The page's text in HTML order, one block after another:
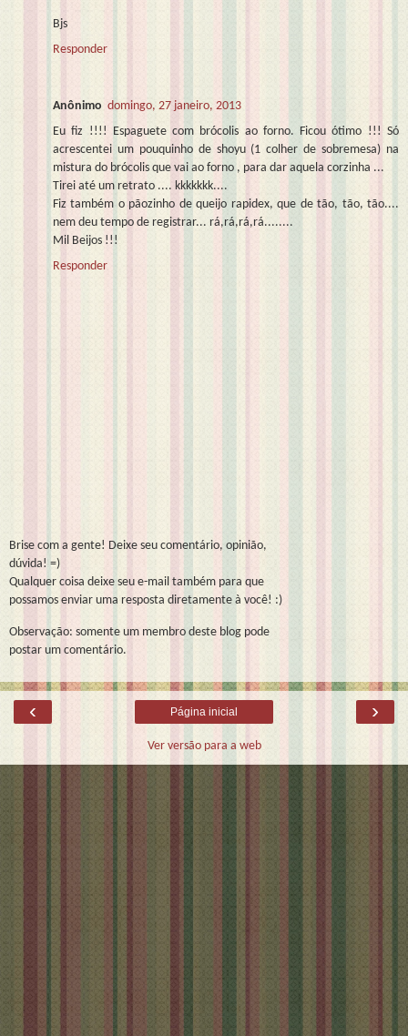
Bjs
Responder
Anônimo domingo, 27 janeiro, 2013
Eu fiz !!!! Espaguete com brócolis ao forno. Ficou ótimo !!! Só
acrescentei um pouquinho de shoyu (1 colher de sobremesa) na
mistura do brócolis que vai ao forno , para dar aquela corzinha ...
Tirei até um retrato .... kkkkkkk....
Fiz também o pãozinho de queijo rapidex, que de tão, tão, tão....
nem deu tempo de registrar... rá,rá,rá,rá........
Mil Beijos !!!
Responder
Brise com a gente! Deixe seu comentário, opinião,
dúvida! =)
Qualquer coisa deixe seu e-mail também para que
possamos enviar uma resposta diretamente à você! :)
Observação: somente um membro deste blog pode
postar um comentário.
‹ ›
Página inicial
Ver versão para a web